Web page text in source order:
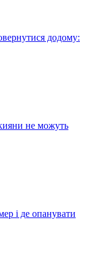
додому:
не можуть
і де опанувати